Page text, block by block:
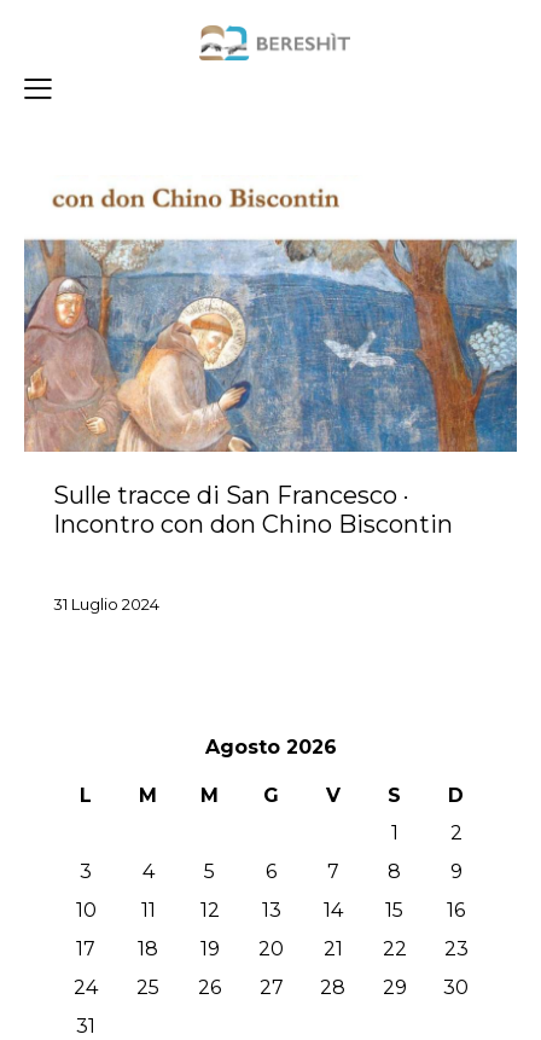
Sulle tracce di San Francesco ·
Incontro con don Chino Biscontin
31 Luglio 2024
Agosto 2026
L M M G V S
D
1
2
3
4 5 6 7 8
9
10
11 12 13 14 15
16
17
18 19 20 21 22
23
24
25 26 27 28 29
30
31